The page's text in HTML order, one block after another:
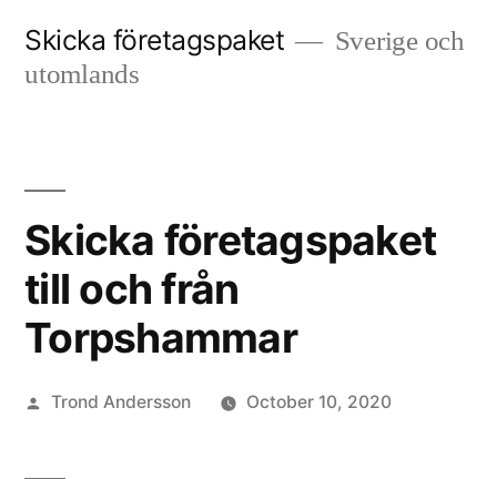
Skicka företagspaket
Sverige och
utomlands
Skicka företagspaket
till och från
Torpshammar
Posted
Trond Andersson October 10, 2020